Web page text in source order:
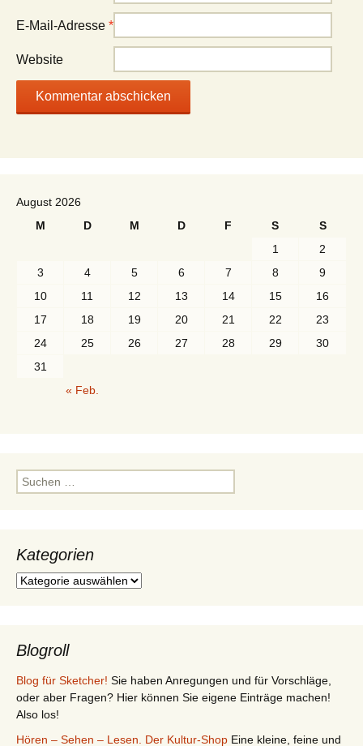
E-Mail-Adresse *
Website
August 2026
M
D M D F S
S
1
2
3
4 5 6 7 8
9
10
11 12 13 14 15
16
17
18 19 20 21 22
23
24
25 26 27 28 29
30
31
« Feb.
Suchen
nach:
Kategorien
Kategorien
Blogroll
Blog für Sketcher! Sie haben Anregungen und für Vorschläge,
oder aber Fragen? Hier können Sie eigene Einträge machen!
Also los!
Hören – Sehen – Lesen. Der Kultur-Shop Eine kleine, feine und